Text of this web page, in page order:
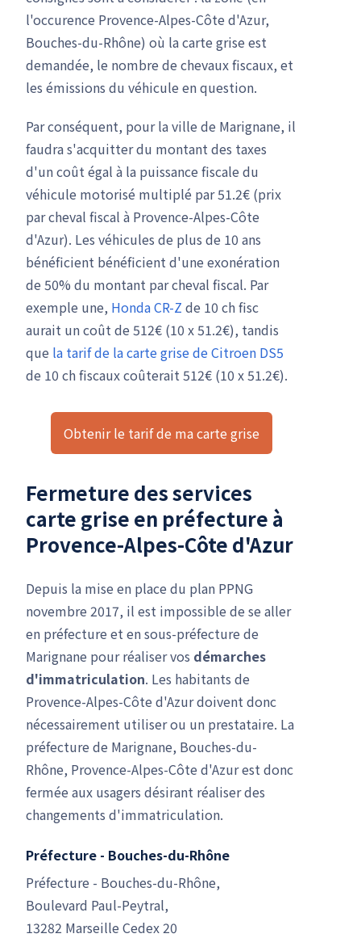
l'occurence Provence-Alpes-Côte d'Azur,
Bouches-du-Rhône) où la carte grise est
demandée, le nombre de chevaux fiscaux, et
les émissions du véhicule en question.
Par conséquent, pour la ville de Marignane, il
faudra s'acquitter du montant des taxes
d'un coût égal à la puissance fiscale du
véhicule motorisé multiplé par 51.2€ (prix
par cheval fiscal à Provence-Alpes-Côte
d'Azur). Les véhicules de plus de 10 ans
bénéficient bénéficient d'une exonération
de 50% du montant par cheval fiscal. Par
exemple une, Honda CR-Z de 10 ch fisc
aurait un coût de 512€ (10 x 51.2€), tandis
que la tarif de la carte grise de Citroen DS5
de 10 ch fiscaux coûterait 512€ (10 x 51.2€).
Obtenir le tarif de ma carte grise
Fermeture des services
carte grise en préfecture à
Provence-Alpes-Côte d'Azur
Depuis la mise en place du plan PPNG
novembre 2017, il est impossible de se aller
en préfecture et en sous-préfecture de
Marignane pour réaliser vos démarches
d'immatriculation. Les habitants de
Provence-Alpes-Côte d'Azur doivent donc
nécessairement utiliser ou un prestataire. La
préfecture de Marignane, Bouches-du-
Rhône, Provence-Alpes-Côte d'Azur est donc
fermée aux usagers désirant réaliser des
changements d'immatriculation.
Préfecture - Bouches-du-Rhône
Préfecture - Bouches-du-Rhône,
Boulevard Paul-Peytral,
13282 Marseille Cedex 20